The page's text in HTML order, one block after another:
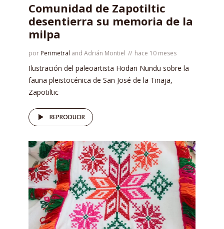
Comunidad de Zapotiltic
desentierra su memoria de la
milpa
por Perimetral and Adrián Montiel hace 10 meses
Ilustración del paleoartista Hodari Nundu sobre la
fauna pleistocénica de San José de la Tinaja,
Zapotiltic
REPRODUCIR